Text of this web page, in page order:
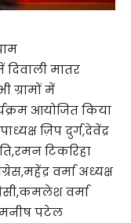
दिवाली मातर
ग्रामों में
आयोजित किया
ज़िप दुर्ग,देवेंद्र
टिकरिहा
वर्मा अध्यक्ष
वर्मा
पटेल